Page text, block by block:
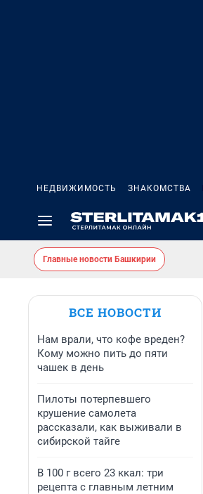
НЕДВИЖИМОСТЬ ЗНАКОМСТВА
Главные новости Башкирии
ВСЕ НОВОСТИ
Нам врали, что кофе вреден?
Кому можно пить до пяти
чашек в день
Пилоты потерпевшего
крушение самолета
рассказали, как выживали в
сибирской тайге
В 100 г всего 23 ккал: три
рецепта с главным летним